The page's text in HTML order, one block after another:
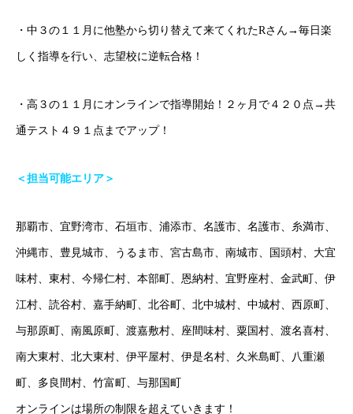
・中３の１１月に他塾から切り替えて来てくれたRさん→毎日楽
しく指導を行い、志望校に逆転合格！
・高３の１１月にオンラインで指導開始！２ヶ月で４２０点→共
通テスト４９１点までアップ！
＜担当可能エリア＞
那覇市、宜野湾市、石垣市、浦添市、名護市、名護市、糸満市、
沖縄市、豊見城市、うるま市、宮古島市、南城市、国頭村、大宜
味村、東村、今帰仁村、本部町、恩納村、宜野座村、金武町、伊
江村、読谷村、嘉手納町、北谷町、北中城村、中城村、西原町、
与那原町、南風原町、渡嘉敷村、座間味村、粟国村、渡名喜村、
南大東村、北大東村、伊平屋村、伊是名村、久米島町、八重瀬
町、多良間村、竹富町、与那国町
オンラインは場所の制限を超えていきます！